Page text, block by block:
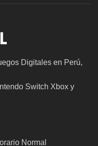
Digitales en Perú,
Switch Xbox y
Normal